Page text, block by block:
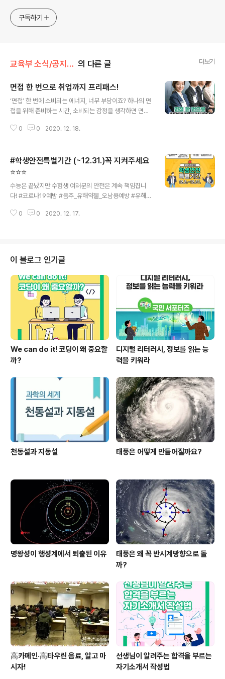
구독하기
교육부 소식/공지사항 의 다른 글 더보기
면접 한 번으로 취업까지 프리패스!
‘면접’ 한 번에 소비되는 에너지, 너무 부담이죠? 하나의 면
접을 위해 준비하는 시간, 소비되는 감정을 생각하면 면접
없는 면접, 짧고 굵게 한 번으로 대입과 취업을 해결해보시
계약학과’는 교육부가 육성사업으로 지원하는 학과로 첨단
의료기기학과, 기계IT융합공학과, ICT융합공학과 등 4차
산업에 대비할 수 있는 학과입니다. 입학과 동시에 취업이
확정되어 대학과 기업이 협력하여 교육하고 실무에 투입되
과’는 면접 한 번으로 대입과 취업이 가능하다? -‘조기취업
0 0 2020. 12. 18.
#학생안전특별기간 (~12.31.)꼭 지켜주세요
⭐️⭐️⭐️
수능은 끝났지만 수험생 여러분의 안전은 계속 책임집니
다! #코로나19예방 #음주_유해약물_오남용예방 #유해환
항을 철저하게 점검하고 있으니 학생 여러분도 꼭 지켜주
0 0 2020. 12. 17.
이 블로그 인기글
We can do it! 코딩이 왜 중요할
까?
디지털 리터러시, 정보를 읽는 능
력을 키워라
천동설과 지동설 태풍은 어떻게 만들어질까요?
명왕성이 행성계에서 퇴출된 이유
태풍은 왜 꼭 반시계방향으로 돌
까?
高카페인·高타우린 음료, 알고 마
시자!
선생님이 알려주는 합격을 부르는
자기소개서 작성법